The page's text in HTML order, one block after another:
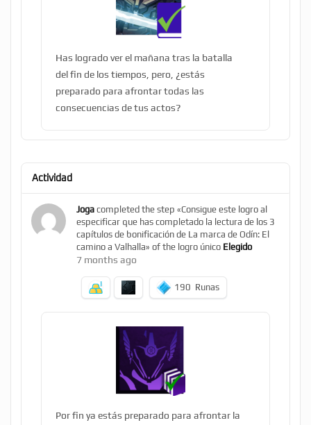
Has logrado ver el mañana tras la batalla
del fin de los tiempos, pero, ¿estás
preparado para afrontar todas las
consecuencias de tus actos?
Actividad
Joga completed the step «Consigue este logro al
especificar que has completado la lectura de los 3
capítulos de bonificación de La marca de Odín: El
camino a Valhalla» of the logro único Elegido
7 months ago
190 Runas
Por fin ya estás preparado para afrontar la